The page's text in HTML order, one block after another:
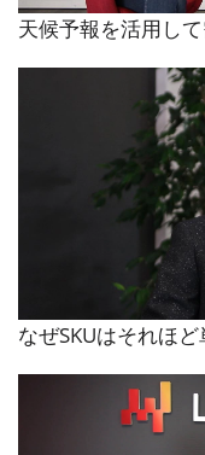
天候予報を活用し
なぜSKUはそれほ